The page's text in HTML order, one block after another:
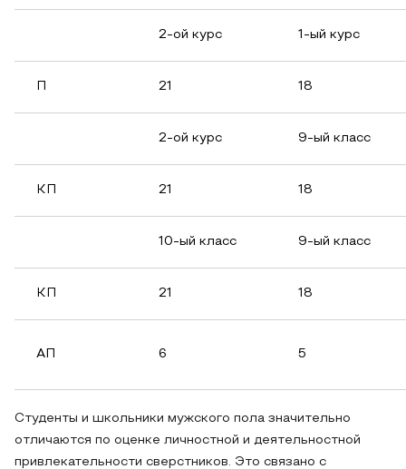
2-ой курс 1-ый курс
21 18
2-ой курс 9-ый класс
КП 21 18
10-ый класс 9-ый класс
КП 21 18
АП 6 5
Студенты и школьники мужского пола значительно
отличаются по оценке личностной и деятельностной
привлекательности сверстников. Это связано с